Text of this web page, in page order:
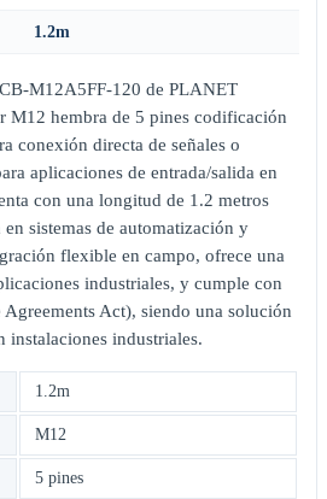
1.2m
M12A5FF-120 de PLANET
M12 hembra de 5 pines codificación
conexión directa de señales o
aplicaciones de entrada/salida en
con una longitud de 1.2 metros
sistemas de automatización y
flexible en campo, ofrece una
industriales, y cumple con
Act), siendo una solución
instalaciones industriales.
1.2m
M12
5 pines